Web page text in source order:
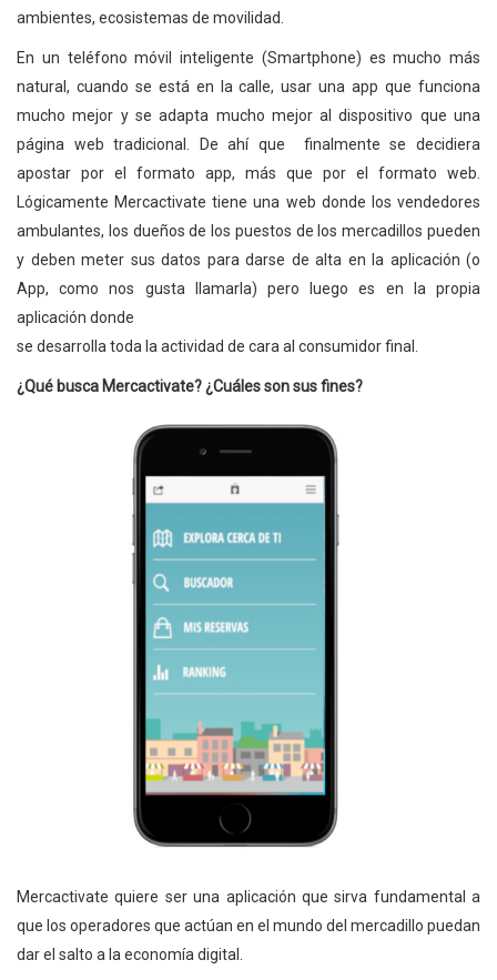
ambientes, ecosistemas de movilidad.
En un teléfono móvil inteligente (Smartphone) es mucho más
natural, cuando se está en la calle, usar una app que funciona
mucho mejor y se adapta mucho mejor al dispositivo que una
página web tradicional. De ahí que finalmente se decidiera
apostar por el formato app, más que por el formato web.
Lógicamente Mercactivate tiene una web donde los vendedores
ambulantes, los dueños de los puestos de los mercadillos pueden
y deben meter sus datos para darse de alta en la aplicación (o
App, como nos gusta llamarla) pero luego es en la propia
aplicación donde
se desarrolla toda la actividad de cara al consumidor final.
¿Qué busca Mercactivate? ¿Cuáles son sus fines?
Mercactivate quiere ser una aplicación que sirva fundamental a
que los operadores que actúan en el mundo del mercadillo puedan
dar el salto a la economía digital.